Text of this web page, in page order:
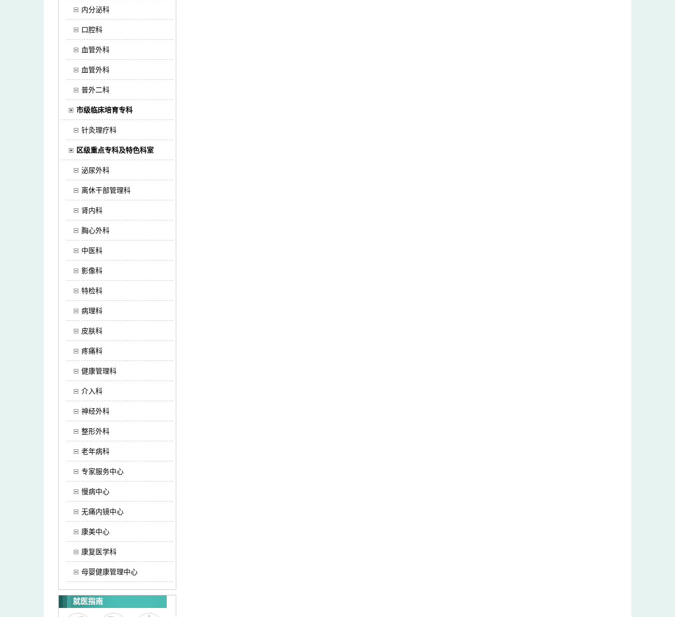
内分泌科
口腔科
血管外科
血管外科
普外二科
市级临床培育专科
针灸理疗科
区级重点专科及特色科室
泌尿外科
离休干部管理科
肾内科
胸心外科
中医科
影像科
特检科
病理科
皮肤科
疼痛科
健康管理科
介入科
神经外科
整形外科
老年病科
专家服务中心
慢病中心
无痛内镜中心
康美中心
康复医学科
母婴健康管理中心
就医指南